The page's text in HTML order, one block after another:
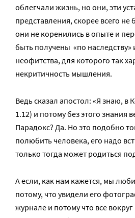
облегчали жизнь, но они, эти
представления, скорее всего
они не коренились в опыте и
быть получены «по наследству»
неофитства, для которого так
некритичность мышления.
Ведь сказал апостол: «Я знаю, в
1.12) и потому без этого знания
Парадокс? Да. Но это подобно
полюбить человека, его надо
только тогда может родиться
А если, как нам кажется, мы
потому, что увидели его
журнале и потому что все